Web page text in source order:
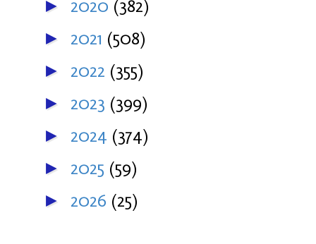
► 2020 (382)
► 2021 (508)
► 2022 (355)
► 2023 (399)
► 2024 (374)
► 2025 (59)
► 2026 (25)